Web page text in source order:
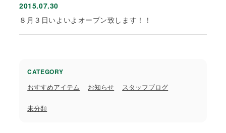
2015.07.30
８月３日いよいよオープン致します！！
CATEGORY
おすすめアイテム お知らせ スタッフブログ
未分類